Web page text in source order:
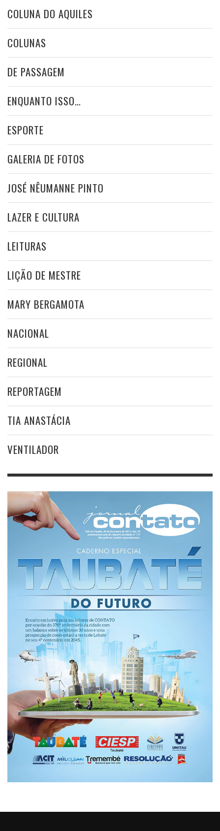
COLUNA DO AQUILES
COLUNAS
DE PASSAGEM
ENQUANTO ISSO…
ESPORTE
GALERIA DE FOTOS
JOSÉ NÊUMANNE PINTO
LAZER E CULTURA
LEITURAS
LIÇÃO DE MESTRE
MARY BERGAMOTA
NACIONAL
REGIONAL
REPORTAGEM
TIA ANASTÁCIA
VENTILADOR